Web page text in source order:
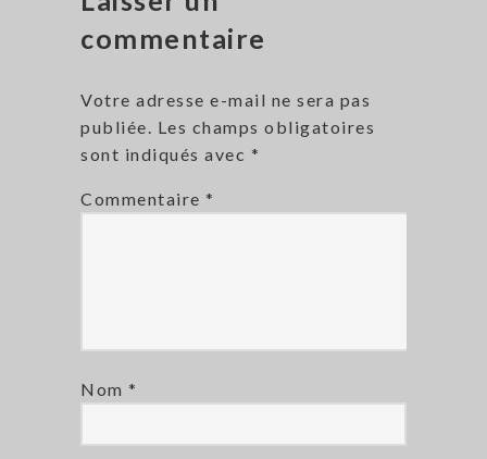
commentaire
Votre adresse e-mail ne sera pas
publiée. Les champs obligatoires
sont indiqués avec *
Commentaire *
Nom *